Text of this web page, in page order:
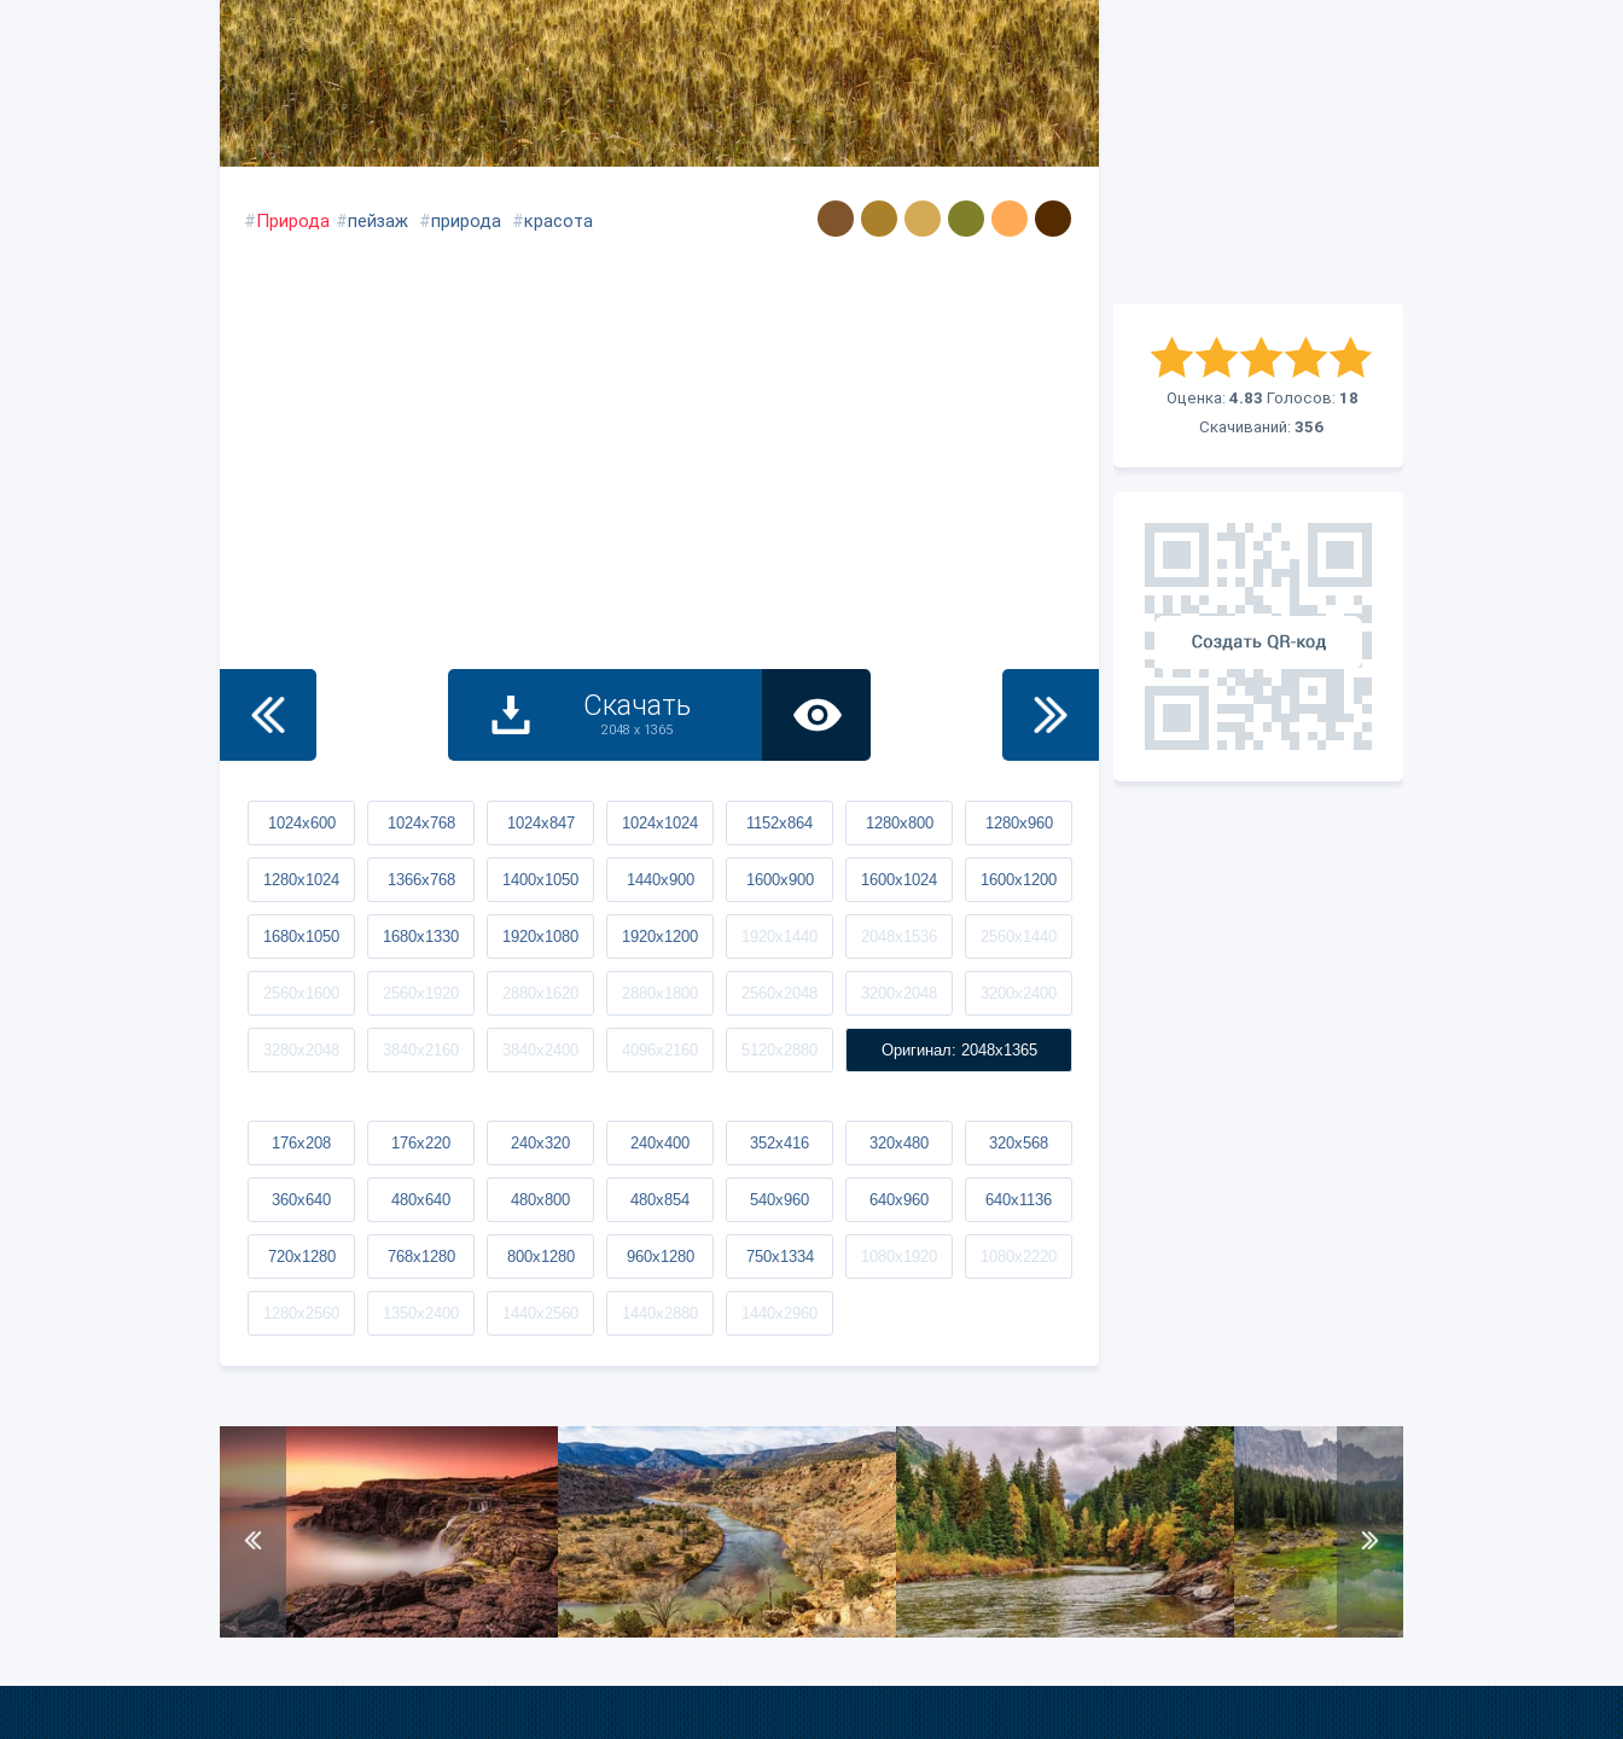
Оценка: 4.83 Голосов: 18
Скачиваний: 356
#Природа #пейзаж #природа #красота
Скачать
2048 x 1365
1024x600 1024x768 1024x847 1024x1024 1152x864 1280x800 1280x960
1280x1024 1366x768 1400x1050 1440x900 1600x900 1600x1024 1600x1200
1680x1050 1680x1330 1920x1080 1920x1200 1920x1440 2048x1536 2560x1440
2560x1600 2560x1920 2880x1620 2880x1800 2560x2048 3200x2048 3200x2400
3280x2048 3840x2160 3840x2400 4096x2160 5120x2880 Оригинал: 2048x1365
176x208 176x220 240x320 240x400 352x416 320x480 320x568
360x640 480x640 480x800 480x854 540x960 640x960 640x1136
720x1280 768x1280 800x1280 960x1280 750x1334 1080x1920 1080x2220
1280x2560 1350x2400 1440x2560 1440x2880 1440x2960